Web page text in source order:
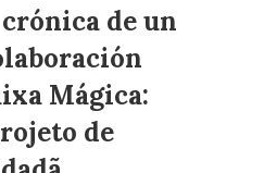
de un
Mágica:
de